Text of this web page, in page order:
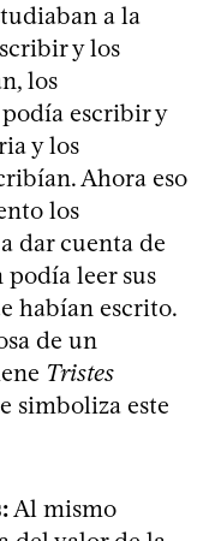
a la
y los
los
escribir y
y los
Ahora eso
los
dar cuenta de
podía leer sus
habían escrito.
de un
Tristes
simboliza este
Al mismo